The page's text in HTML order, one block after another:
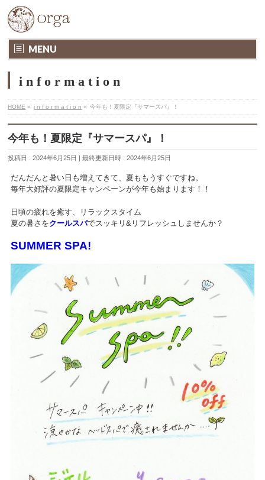
MENU
i n f o r m a t i o n
HOME » i n f o r m a t i o n » 今年も！夏限定『サマースパ』！
今年も！夏限定『サマースパ』！
投稿日 : 2024年6月25日 最終更新日時 : 2024年6月25日
だんだんと暑い日も増えてきて、夏ももうすぐですね。
毎年大好評の夏限定キャンペーンが今年も始まります！！
日頃の疲れを癒す、リラックスタイム
夏の暑さをクールスパでスッキリ&リフレッシュしませんか？
SUMMER SPA!